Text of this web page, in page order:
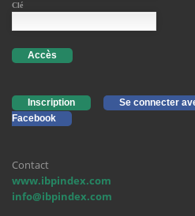
Clé
Accès
Inscription
Se connecter
Facebook
Contact
www.ibpindex.com
info@ibpindex.com